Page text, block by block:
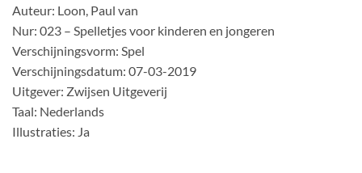
Auteur: Loon, Paul van
Nur: 023 – Spelletjes voor kinderen en jongeren
Verschijningsvorm: Spel
Verschijningsdatum: 07-03-2019
Uitgever: Zwijsen Uitgeverij
Taal: Nederlands
Illustraties: Ja